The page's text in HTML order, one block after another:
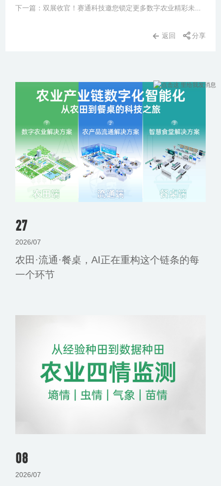
下一篇：双展收官！赛通科技邀您锁定更多数字农业精彩未来！
返回 分享
27
2026/07
农田·流通·餐桌，AI正在重构这个链条的每
一个环节
08
2026/07